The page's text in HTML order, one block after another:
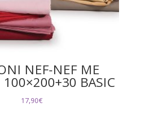
NEF-NEF ΜΕ
BASIC
17,90€